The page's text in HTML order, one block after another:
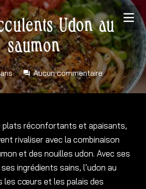
Udon au
saumon
forum Aucun commentaire
plats réconfortants et apaisants,
rivaliser avec la combinaison
et des nouilles udon. Avec ses
ingrédients sains, l’udon au
les cœurs et les palais des